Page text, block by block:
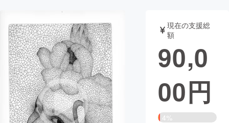
アート・写真 音楽
テクノロジー・ガジェット ゲーム・
映像・映画 書籍・雑誌
ビジネス・起業 チャレンジ
現在の支援総
額
90,0
00円
4%